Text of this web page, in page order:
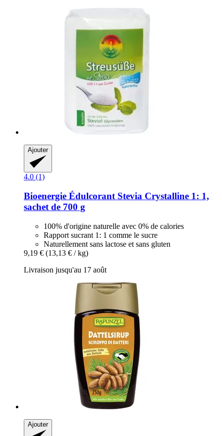
Ajouter
4.0 (1)
Bioenergie Édulcorant Stevia Crystalline 1: 1,
sachet de 700 g
100% d'origine naturelle avec 0% de calories
Rapport sucrant 1: 1 comme le sucre
Naturellement sans lactose et sans gluten
9,19 € (13,13 € / kg)
Livraison jusqu'au 17 août
Ajouter